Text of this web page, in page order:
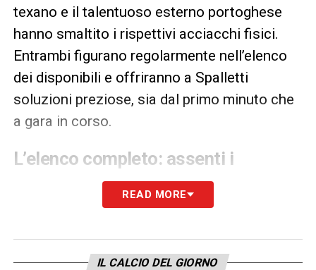
texano e il talentuoso esterno portoghese
hanno smaltito i rispettivi acciacchi fisici.
Entrambi figurano regolarmente nell’elenco
dei disponibili e offriranno a Spalletti
soluzioni preziose, sia dal primo minuto che
a gara in corso.
L’elenco completo: assenti i
lungodegenti
Oltre a Thuram, restano ai box gli attaccanti
Dusan VlahoviceArkadiusz Milik, ormai
assenti di lungo corso.
READ MORE
IL CALCIO DEL GIORNO